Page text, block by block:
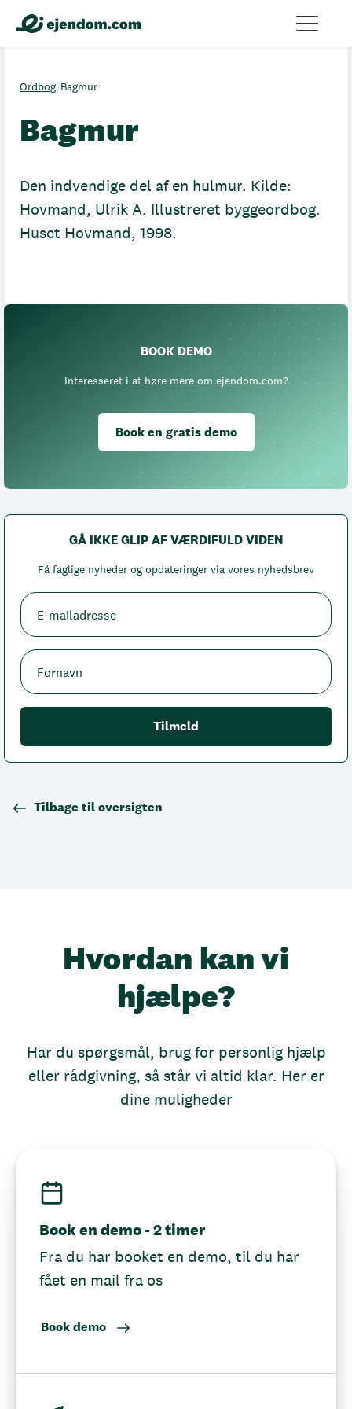
Ordbog/Bagmur
Bagmur
Den indvendige del af en hulmur. Kilde:
Hovmand, Ulrik A. Illustreret byggeordbog.
Huset Hovmand, 1998.
BOOK DEMO
Interesseret i at høre mere om ejendom.com?
Book en gratis demo
GÅ IKKE GLIP AF VÆRDIFULD VIDEN
Få faglige nyheder og opdateringer via vores nyhedsbrev
Tilbage til oversigten
Hvordan kan vi
hjælpe?
Har du spørgsmål, brug for personlig hjælp
eller rådgivning, så står vi altid klar. Her er
dine muligheder
Book en demo - 2 timer
Fra du har booket en demo, til du har
fået en mail fra os
Book demo